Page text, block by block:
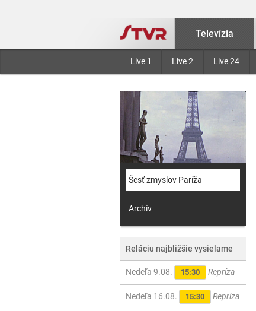
Televízia
Live 1 Live 2 Live 24
Šesť zmyslov Paríža
Archív
Reláciu najbližšie vysielame
Nedeľa 9.08. 15:30 Repríza
Nedeľa 16.08. 15:30 Repríza